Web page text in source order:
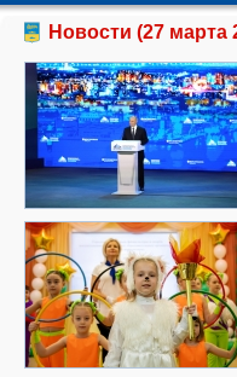
Новости (27 марта